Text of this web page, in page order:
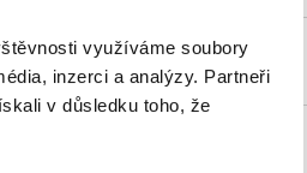
využíváme soubory
inzerci a analýzy. Partneři
v důsledku toho, že